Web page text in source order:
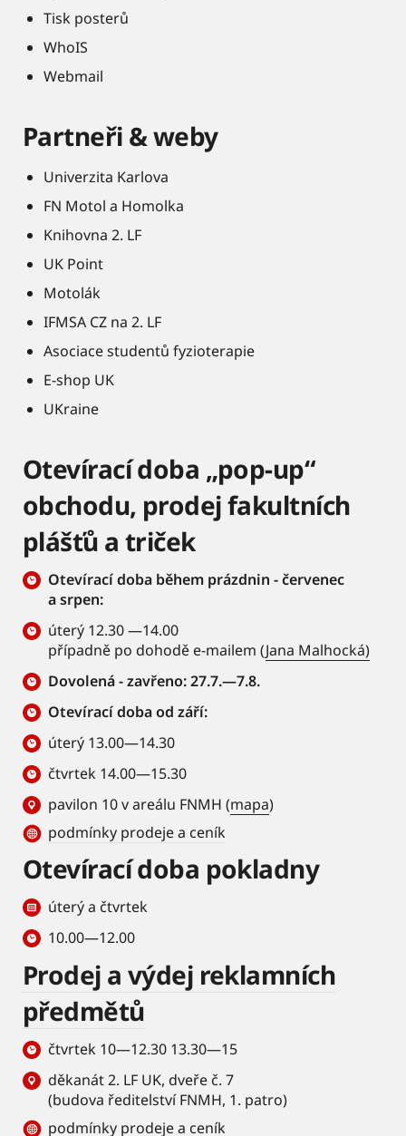
Tisk posterů
WhoIS
Webmail
Partneři & weby
Univerzita Karlova
FN Motol a Homolka
Knihovna 2. LF
UK Point
Motolák
IFMSA CZ na 2. LF
Asociace studentů fyzioterapie
E-shop UK
UKraine
Otevírací doba „pop-up“
obchodu, prodej fakultních
plášťů a triček
Otevírací doba během prázdnin - červenec
a srpen:
úterý 12.30 —14.00
případně po dohodě e-mailem (Jana Malhocká)
Dovolená - zavřeno: 27.7.—7.8.
Otevírací doba od září:
úterý 13.00—14.30
čtvrtek 14.00—15.30
pavilon 10 v areálu FNMH (mapa)
podmínky prodeje a ceník
Otevírací doba pokladny
úterý a čtvrtek
10.00—12.00
Prodej a výdej reklamních
předmětů
čtvrtek 10—12.30 13.30—15
děkanát 2. LF UK, dveře č. 7
(budova ředitelství FNMH, 1. patro)
podmínky prodeje a ceník